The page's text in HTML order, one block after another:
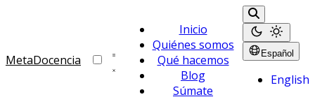
MetaDocencia
Inicio
Quiénes somos
Qué hacemos
Blog
Súmate
Español
English